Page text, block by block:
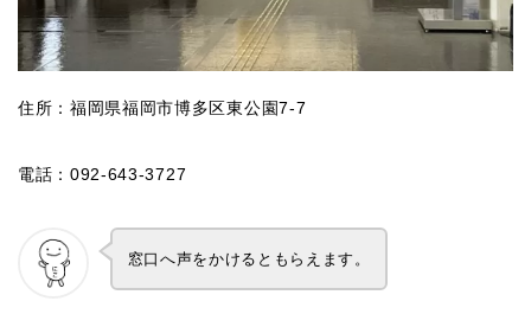
住所：福岡県福岡市博多区東公園7-7
電話：092-643-3727
窓口へ声をかけるともらえます。